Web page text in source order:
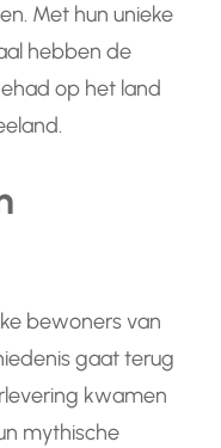
Met hun unieke
hebben de
op het land
bewoners van
gaat terug
kwamen
mythische